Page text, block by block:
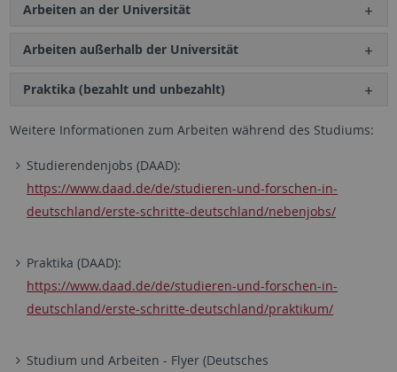
Arbeiten an der Universität
Arbeiten außerhalb der Universität
Praktika (bezahlt und unbezahlt)
Weitere Informationen zum Arbeiten während des Studiums:
Studierendenjobs (DAAD):
https://www.daad.de/de/studieren-und-forschen-in-
deutschland/erste-schritte-deutschland/nebenjobs/
Praktika (DAAD):
https://www.daad.de/de/studieren-und-forschen-in-
deutschland/erste-schritte-deutschland/praktikum/
Studium und Arbeiten - Flyer (Deutsches